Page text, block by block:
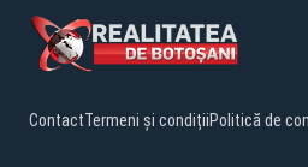
ContactTermeni și condițiiPolitică de